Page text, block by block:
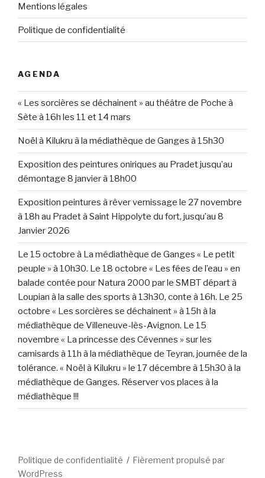
Mentions légales
Politique de confidentialité
AGENDA
« Les sorcières se déchainent » au théâtre de Poche à
Sète à 16h les 11 et 14 mars
Noël à Kilukru à la médiathèque de Ganges à 15h30
Exposition des peintures oniriques au Pradet jusqu’au
démontage 8 janvier à 18h00
Exposition peintures à rêver vernissage le 27 novembre
à 18h au Pradet à Saint Hippolyte du fort, jusqu’au 8
Janvier 2026
Le 15 octobre à La médiathèque de Ganges « Le petit
peuple » à 10h30. Le 18 octobre « Les fées de l’eau » en
balade contée pour Natura 2000 par le SMBT départ à
Loupian à la salle des sports à 13h30, conte à 16h. Le 25
octobre « Les sorcières se déchainent » à 15h à la
médiathèque de Villeneuve-lès-Avignon. Le 15
novembre « La princesse des Cévennes » sur les
camisards à 11h à la médiathèque de Teyran, journée de la
tolérance. « Noël à Kilukru » le 17 décembre à 15h30 à la
médiathèque de Ganges. Réserver vos places à la
médiathèque !!!
Politique de confidentialité
Fièrement propulsé par
WordPress